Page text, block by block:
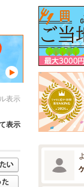
表示
表示